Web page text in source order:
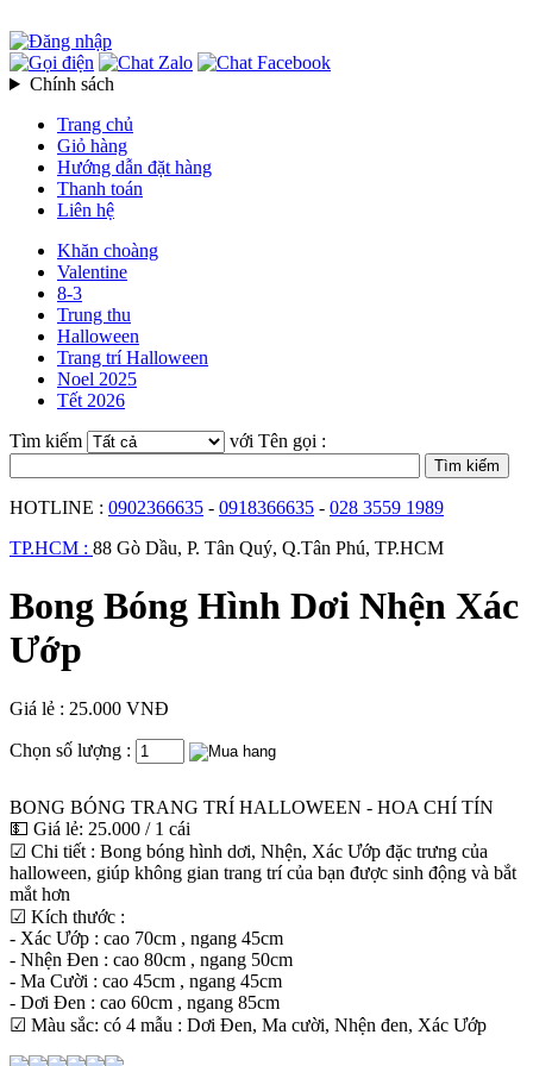
Chính sách
Trang chủ
Giỏ hàng
Hướng dẫn đặt hàng
Thanh toán
Liên hệ
Khăn choàng
Valentine
8-3
Trung thu
Halloween
Trang trí Halloween
Noel 2025
Tết 2026
Tìm kiếm
với Tên gọi :
HOTLINE : 0902366635 - 0918366635 - 028 3559 1989
TP.HCM : 88 Gò Dầu, P. Tân Quý, Q.Tân Phú, TP.HCM
Bong Bóng Hình Dơi Nhện Xác
Ướp
Giá lẻ : 25.000 VNĐ
Chọn số lượng :
BONG BÓNG TRANG TRÍ HALLOWEEN - HOA CHÍ TÍN
💵 Giá lẻ: 25.000 / 1 cái
☑ Chi tiết : Bong bóng hình dơi, Nhện, Xác Ướp đặc trưng của
halloween, giúp không gian trang trí của bạn được sinh động và bắt
mắt hơn
☑ Kích thước :
- Xác Ướp : cao 70cm , ngang 45cm
- Nhện Đen : cao 80cm , ngang 50cm
- Ma Cười : cao 45cm , ngang 45cm
- Dơi Đen : cao 60cm , ngang 85cm
☑ Màu sắc: có 4 mẫu : Dơi Đen, Ma cười, Nhện đen, Xác Ướp